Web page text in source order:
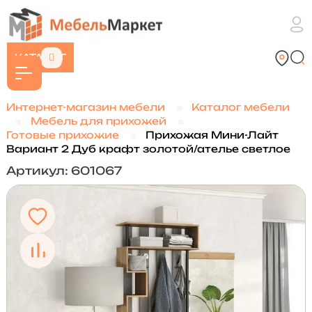
КАТАЛОГ
Интернет-магазин мебели
Каталог мебели
Мебель для прихожей
Готовые прихожие
Прихожая Мини-Лайт
Вариант 2 Дуб крафт золотой/ателье светлое
Артикул: 601067